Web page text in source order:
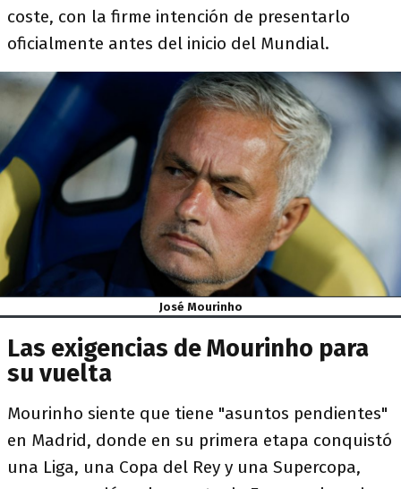
coste, con la firme intención de presentarlo
oficialmente antes del inicio del Mundial.
José Mourinho
Las exigencias de Mourinho para
su vuelta
Mourinho siente que tiene "asuntos pendientes"
en Madrid, donde en su primera etapa conquistó
una Liga, una Copa del Rey y una Supercopa,